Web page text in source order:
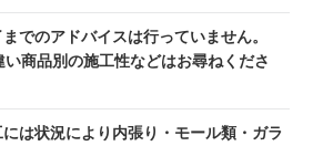
でのアドバイスは行っていません。
い商品別の施工性などはお尋ねくださ
は状況により内張り・モール類・ガラ